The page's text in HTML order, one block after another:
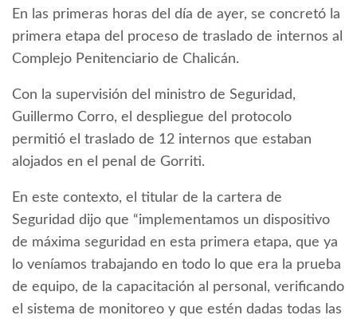
En las primeras horas del día de ayer, se concretó la
primera etapa del proceso de traslado de internos al
Complejo Penitenciario de Chalicán.
Con la supervisión del ministro de Seguridad,
Guillermo Corro, el despliegue del protocolo
permitió el traslado de 12 internos que estaban
alojados en el penal de Gorriti.
En este contexto, el titular de la cartera de
Seguridad dijo que “implementamos un dispositivo
de máxima seguridad en esta primera etapa, que ya
lo veníamos trabajando en todo lo que era la prueba
de equipo, de la capacitación al personal, verificando
el sistema de monitoreo y que estén dadas todas las